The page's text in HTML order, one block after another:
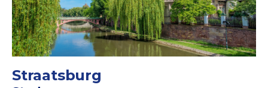
Straatsburg